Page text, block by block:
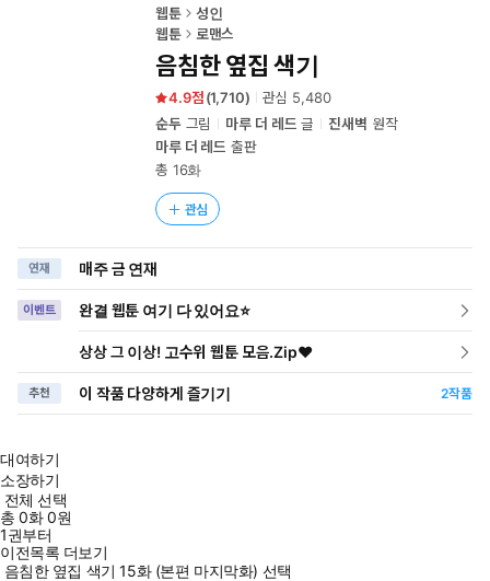
웹툰
성인
웹툰
로맨스
음침한 옆집 색기
4.9 (1,710) 관심 5,480
순두그림 마루 더 레드 글 진새벽 원작
마루 더 레드 출판
총 16화
관심
연재 매주 금 연재
이벤트 완결 웹툰 여기 다 있어요⭐
상상 그 이상! 고수위 웹툰 모음.Zip♥
추천 이 작품 다양하게 즐기기 2작품
대여하기
소장하기
전체 선택
총0화0원
1권부터
이전목록 더보기
음침한 옆집 색기 15화 (본편 마지막화) 선택